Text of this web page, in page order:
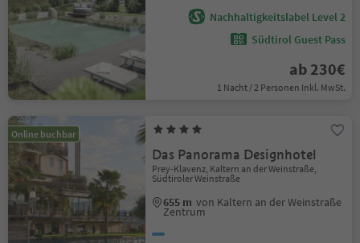
Nachhaltigkeitslabel Level 2
Südtirol Guest Pass
ab 230€
1 Nacht / 2 Personen Inkl. MwSt.
Online buchbar
Das Panorama Designhotel
Prey-Klavenz, Kaltern an der Weinstraße,
Südtiroler Weinstraße
655 m von Kaltern an der Weinstraße
Zentrum